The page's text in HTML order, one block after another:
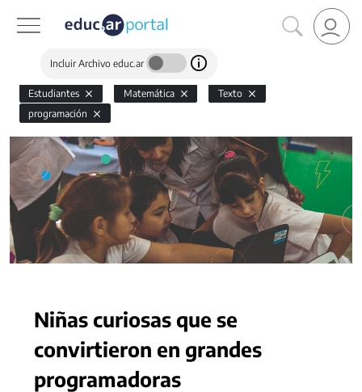
Incluir Archivo educ.ar
Estudiantes Matemática
Texto
programación
Niñas curiosas que se
convirtieron en grandes
programadoras